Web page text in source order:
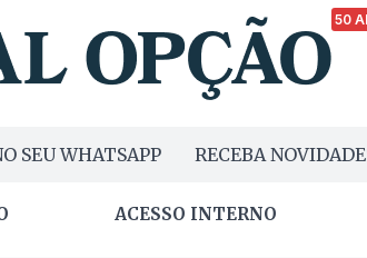
50
SEU WHATSAPP RECEBA
ACESSO INTERNO